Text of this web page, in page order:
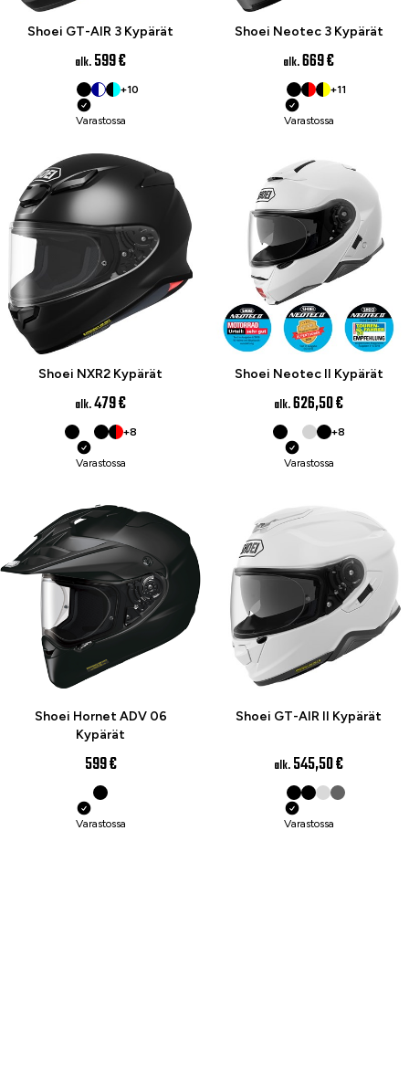
Shoei GT-AIR 3 Kypärät
alk. 599 €
+10
Varastossa
Shoei Neotec 3 Kypärät
alk.669 €
+11
Varastossa
Shoei NXR2 Kypärät
alk.479 €
+8
Varastossa
Shoei Neotec II Kypärät
alk.626,50 €
+8
Varastossa
UUTUUS
Shoei Hornet ADV 06
Kypärät
599 €
Varastossa
Shoei GT-AIR II Kypärät
alk. 545,50 €
Varastossa